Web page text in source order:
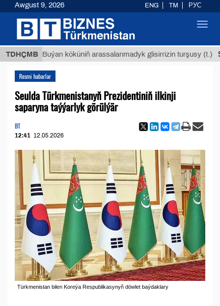
TDHÇMB
Buýan köküniň arassalanmadyk glisirrizin turşusy (t.)
Resmi habarlar
Seulda Türkmenistanyň Prezidentiniň ilkinji
saparyna taýýarlyk görülýär
BT
12:41 12.05.2026
Türkmenistan bilen Koreýa Respublikasynyň döwlet baýdaklary
Awgust 9, 2026 ENG TM РУС